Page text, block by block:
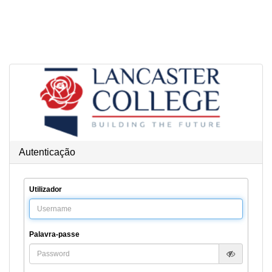
Autenticação
Utilizador
Palavra-passe